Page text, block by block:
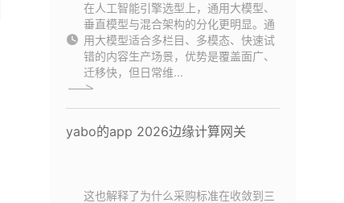
在人工智能引擎选型上，通用大模型、
垂直模型与混合架构的分化更明显。通
用大模型适合多栏目、多模态、快速试
错的内容生产场景，优势是覆盖面广、
迁移快，但日常维...
yabo的app 2026边缘计算网关
这也解释了为什么采购标准在收敛到三